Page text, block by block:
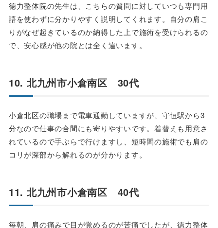
徳力整体院の先生は、こちらの質問に対していつも専門用
語を使わずに分かりやすく説明してくれます。自分の肩こ
りがなぜ起きているのか納得した上で施術を受けられるの
で、安心感が他の院とは全く違います。
10. 北九州市小倉南区 30代
小倉北区の職場まで電車通勤していますが、守恒駅から3
分なので仕事の合間にも寄りやすいです。着替えも用意さ
れているので手ぶらで行けますし、短時間の施術でも肩の
コリが深部から解れるのが分かります。
11. 北九州市小倉南区 40代
毎朝、肩の痛みで目が覚めるのが苦痛でしたが、徳力整体